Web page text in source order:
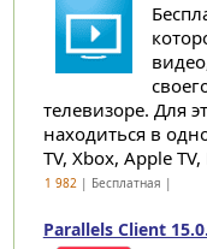
телевизоре. Для
находиться в
TV, Xbox, Apple
1 982| Бесплатная |
Parallels Client